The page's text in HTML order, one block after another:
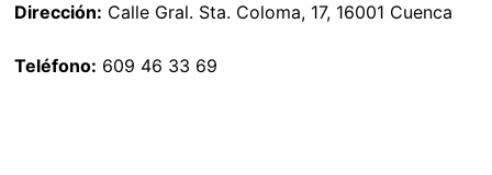
Dirección: Calle Gral. Sta. Coloma, 17, 16001 Cuenca
Teléfono: 609 46 33 69